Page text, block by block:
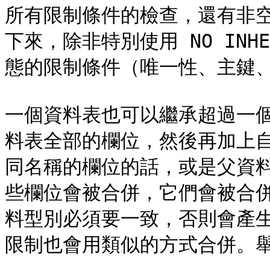
所有限制條件的檢查，還有非
下來，除非特別使用 NO
態的限制條件（唯一性、主鍵
一個資料表也可以繼承超過一
料表全部的欄位，然後再加上
同名稱的欄位的話，或是父資
些欄位會被合併，它們會被合
料型別必須要一致，否則會產
限制也會用類似的方式合併。